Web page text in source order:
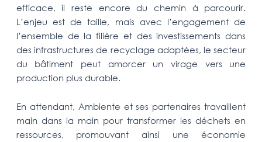
efficace, il reste encore du chemin à parcourir.
L’enjeu est de taille, mais avec l’engagement de
l’ensemble de la filière et des investissements dans
des infrastructures de recyclage adaptées, le secteur
du bâtiment peut amorcer un virage vers une
production plus durable.
En attendant, Ambiente et ses partenaires travaillent
main dans la main pour transformer les déchets en
ressources, promouvant ainsi une économie